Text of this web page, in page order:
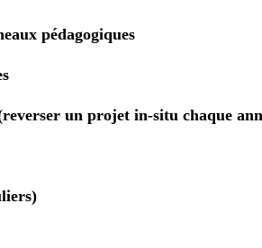
pédagogiques
un projet in-situ chaque